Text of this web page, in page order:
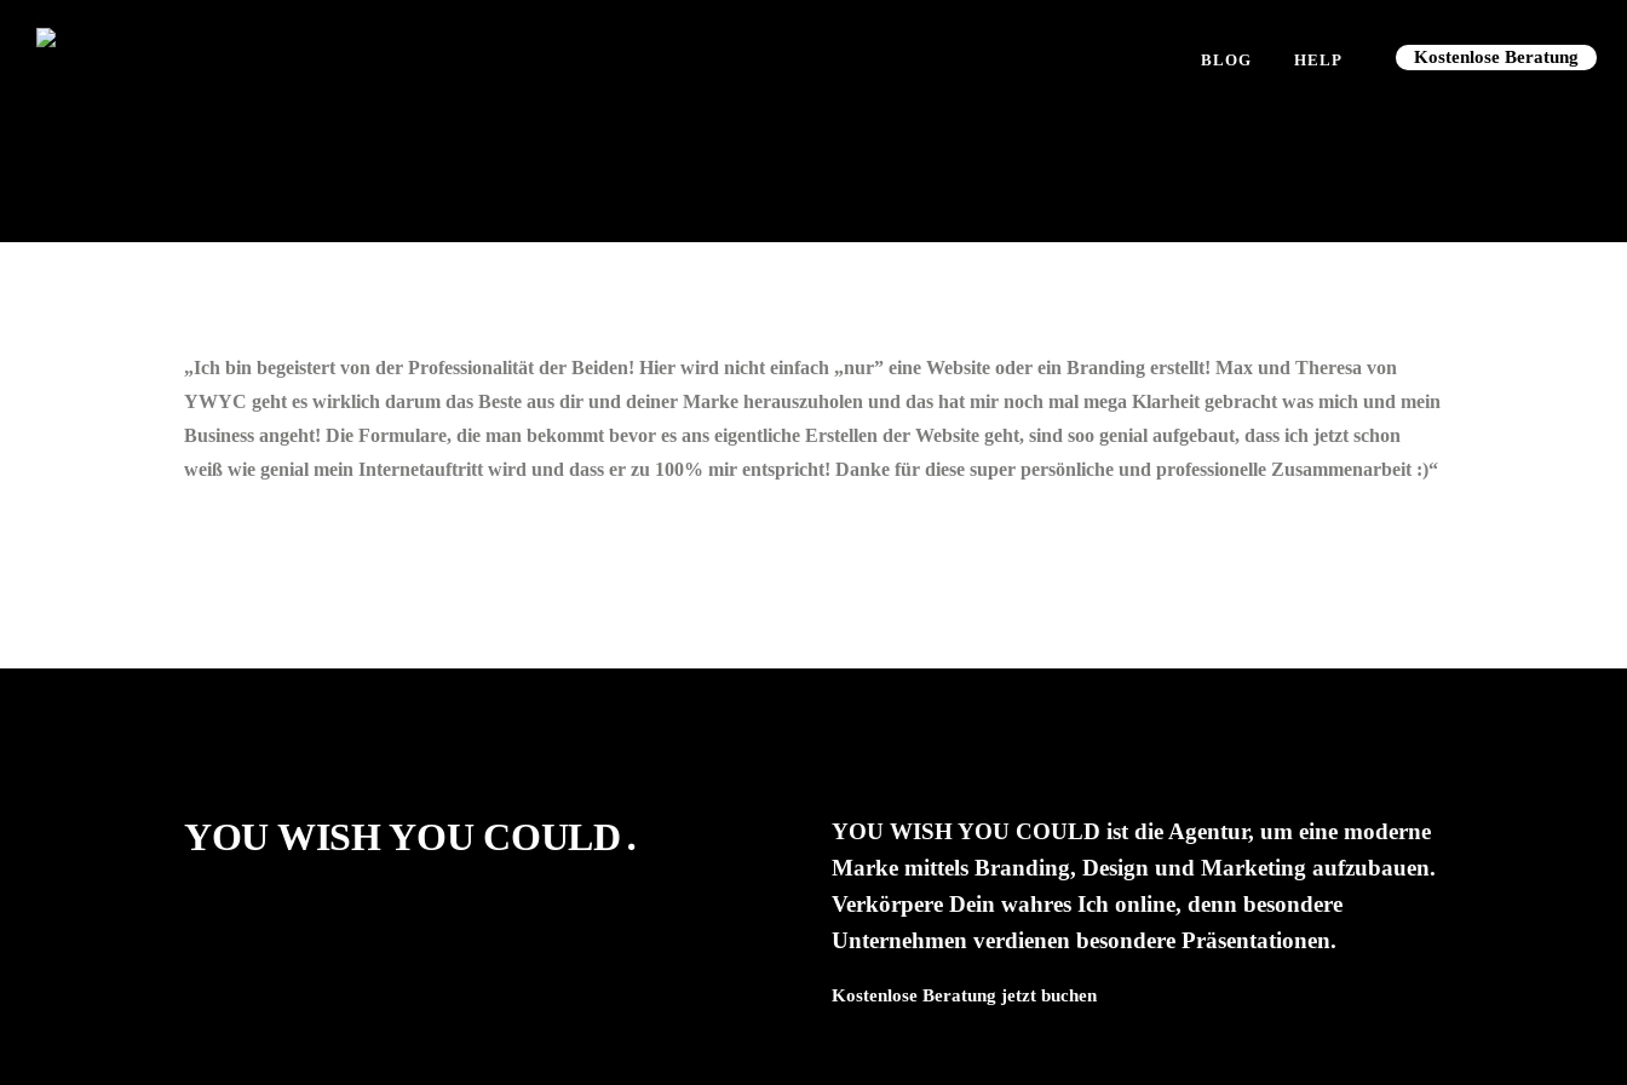
Kostenlose Beratung
BLOG HELP
„Ich bin begeistert von der Professionalität der Beiden! Hier wird nicht einfach „nur” eine Website oder ein Branding erstellt! Max und Theresa von
YWYC geht es wirklich darum das Beste aus dir und deiner Marke herauszuholen und das hat mir noch mal mega Klarheit gebracht was mich und mein
Business angeht! Die Formulare, die man bekommt bevor es ans eigentliche Erstellen der Website geht, sind soo genial aufgebaut, dass ich jetzt schon
weiß wie genial mein Internetauftritt wird und dass er zu 100% mir entspricht! Danke für diese super persönliche und professionelle Zusammenarbeit :)“
YOU WISH YOU COULD․
YOU WISH YOU COULD ist die Agentur, um eine moderne
Marke mittels Branding, Design und Marketing aufzubauen.
Verkörpere Dein wahres Ich online, denn besondere
Unternehmen verdienen besondere Präsentationen.
Kostenlose Beratung jetzt buchen